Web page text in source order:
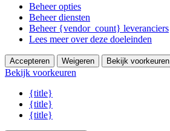
Beheer opties
Beheer diensten
Beheer {vendor_count} leveranciers
Lees meer over deze doeleinden
Accepteren Weigeren Bekijk voorkeuren
Bekijk voorkeuren
{title}
{title}
{title}